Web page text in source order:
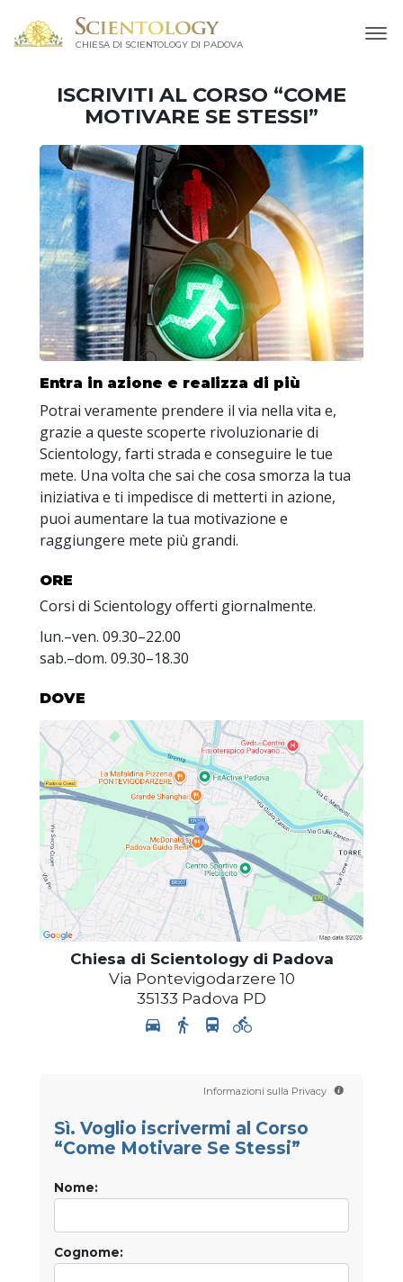
CHIESA DI SCIENTOLOGY DI PADOVA
ISCRIVITI AL CORSO “COME
MOTIVARE SE STESSI”
Entra in azione e realizza di più
Potrai veramente prendere il via nella vita e,
grazie a queste scoperte rivoluzionarie di
Scientology, farti strada e conseguire le tue
mete. Una volta che sai che cosa smorza la tua
iniziativa e ti impedisce di metterti in azione,
puoi aumentare la tua motivazione e
raggiungere mete più grandi.
ORE
Corsi di Scientology offerti giornalmente.
lun.–ven. 09.30–22.00
sab.–dom. 09.30–18.30
DOVE
Chiesa di Scientology di Padova
Via Pontevigodarzere 10
35133 Padova PD
Informazioni sulla Privacy
Sì. Voglio iscrivermi al Corso
“Come Motivare Se Stessi”
Nome:
Cognome: